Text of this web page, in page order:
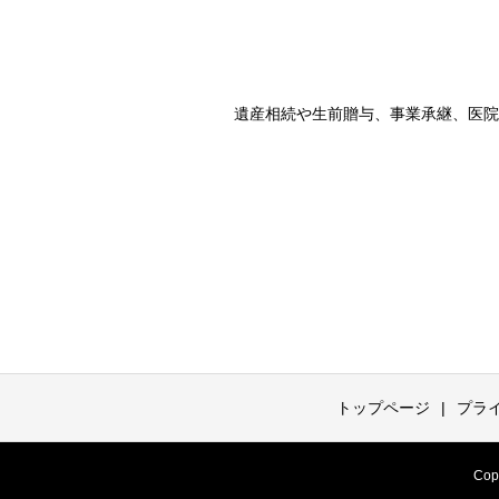
遺産相続や生前贈与、事業承継、医
トップページ プラ